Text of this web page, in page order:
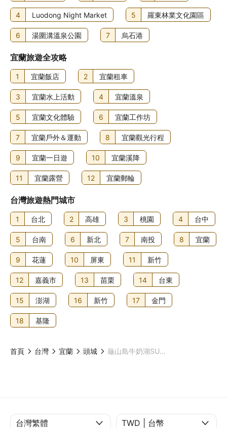
4 Luodong Night Market 5 羅東林業文化園區
6 湯圍溝溫泉公園 7 烏石港
宜蘭旅遊全攻略
1 宜蘭飯店 2 宜蘭租車
3 宜蘭水上活動 4 宜蘭溫泉
5 宜蘭文化體驗 6 宜蘭工作坊
7 宜蘭戶外＆運動 8 宜蘭觀光行程
9 宜蘭一日遊 10 宜蘭溪降
11 宜蘭露營 12 宜蘭郵輪
台灣旅遊熱門城市
1 台北 2 高雄 3 桃園 4 台中
5 台南 6 新北 7 南投 8 宜蘭
9 花蓮 10 屏東 11 新竹
12 嘉義市 13 苗栗 14 台東
15 澎湖 16 新竹 17 金門
18 基隆
首頁 台灣 宜蘭 頭城 龜山島牛奶湖SUP立槳體驗｜烏石傳奇